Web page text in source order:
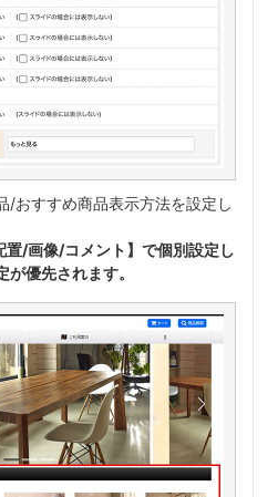
/おすすめ商品表示方法を設定し
/画像/コメント】で個別設定し
優先されます。